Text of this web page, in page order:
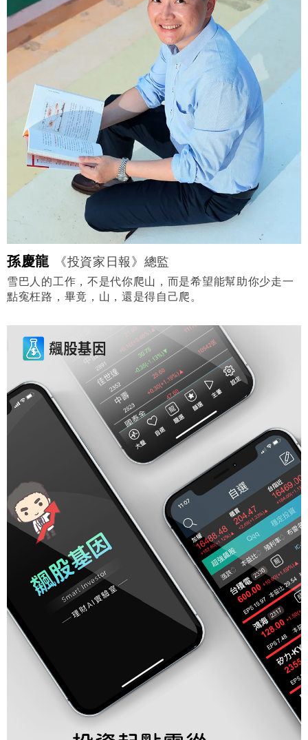
孫慶龍 《投資家日報》總監
雪巴人的工作，不是代你爬山，而是希望能幫助你少走一
點寃枉路，畢竟，山，還是得自己爬。